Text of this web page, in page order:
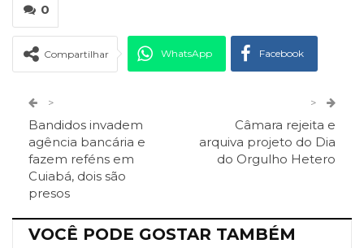
0
Compartilhar WhatsApp Facebook
Facebook Messenger
>
Bandidos invadem
agência bancária e
fazem reféns em
Cuiabá, dois são
presos
>
Câmara rejeita e
arquiva projeto do Dia
do Orgulho Hetero
VOCÊ PODE GOSTAR TAMBÉM